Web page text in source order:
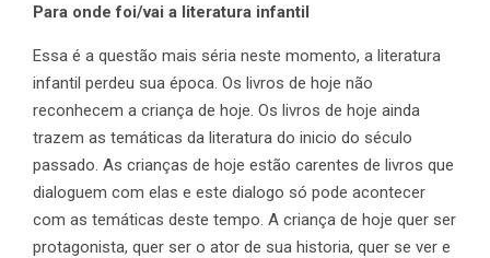
Para onde foi/vai a literatura infantil
Essa é a questão mais séria neste momento, a literatura
infantil perdeu sua época. Os livros de hoje não
reconhecem a criança de hoje. Os livros de hoje ainda
trazem as temáticas da literatura do inicio do século
passado. As crianças de hoje estão carentes de livros que
dialoguem com elas e este dialogo só pode acontecer
com as temáticas deste tempo. A criança de hoje quer ser
protagonista, quer ser o ator de sua historia, quer se ver e